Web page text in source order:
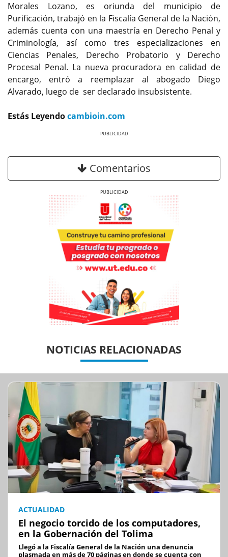
Morales Lozano, es oriunda del municipio de
Purificación, trabajó en la Fiscalía General de la Nación,
además cuenta con una maestría en Derecho Penal y
Criminología, así como tres especializaciones en
Ciencias Penales, Derecho Probatorio y Derecho
Procesal Penal. La nueva procuradora en calidad de
encargo, entró a reemplazar al abogado Diego
Alvarado, luego de ser declarado insubsistente.
Estás Leyendocambioin.com
Comentarios
NOTICIAS RELACIONADAS
ACTUALIDAD
El negocio torcido de los computadores,
en la Gobernación del Tolima
Llegó a la Fiscalía General de la Nación una denuncia
plasmada en más de 70 páginas en donde se cuenta con